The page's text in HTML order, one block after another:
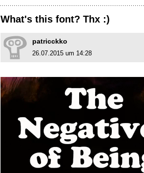
What's this font? Thx :)
patricckko
26.07.2015 um 14:28